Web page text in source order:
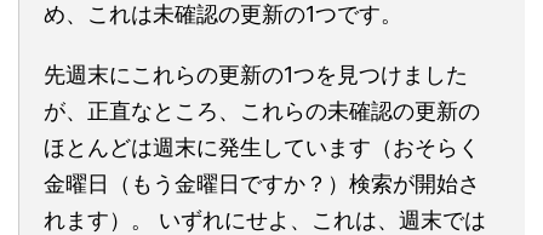
め、これは未確認の更新の1つです。
先週末にこれらの更新の1つを見つけました
が、正直なところ、これらの未確認の更新の
ほとんどは週末に発生しています（おそらく
金曜日（もう金曜日ですか？）検索が開始さ
れます）。 いずれにせよ、これは、週末では